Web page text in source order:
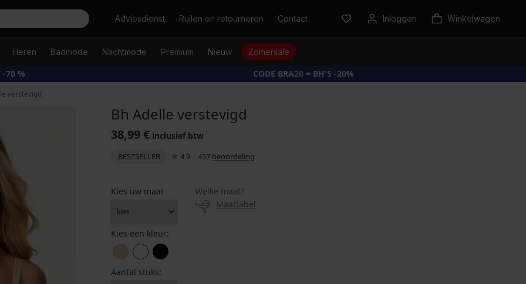
ZoekenAdviesdienst Ruilen en retourneren Contact Inloggen Winkelwagen
Heren Badmode Nachtmode Premium Nieuw Zomersale
-70 % CODE BRA20 = BH'S -20%
verstevigd
Bh Adelle verstevigd
38,99 € inclusief btw
BESTSELLER 4,9 457 beoordeling
Kies uw maat
Welke maat?
Maattabel
Kies een kleur:
Aantal stuks: